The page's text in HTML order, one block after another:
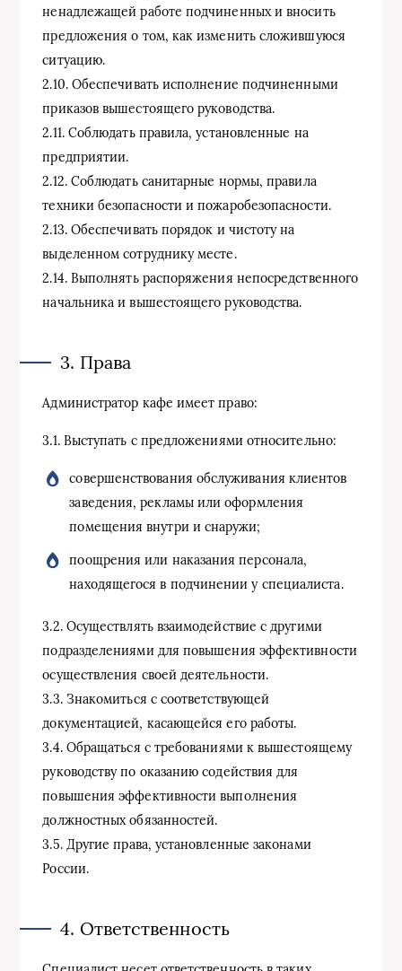
ненадлежащей работе подчиненных и вносить
предложения о том, как изменить сложившуюся
ситуацию.
2.10. Обеспечивать исполнение подчиненными
приказов вышестоящего руководства.
2.11. Соблюдать правила, установленные на
предприятии.
2.12. Соблюдать санитарные нормы, правила
техники безопасности и пожаробезопасности.
2.13. Обеспечивать порядок и чистоту на
выделенном сотруднику месте.
2.14. Выполнять распоряжения непосредственного
начальника и вышестоящего руководства.
3. Права
Администратор кафе имеет право:
3.1. Выступать с предложениями относительно:
совершенствования обслуживания клиентов
заведения, рекламы или оформления
помещения внутри и снаружи;
поощрения или наказания персонала,
находящегося в подчинении у специалиста.
3.2. Осуществлять взаимодействие с другими
подразделениями для повышения эффективности
осуществления своей деятельности.
3.3. Знакомиться с соответствующей
документацией, касающейся его работы.
3.4. Обращаться с требованиями к вышестоящему
руководству по оказанию содействия для
повышения эффективности выполнения
должностных обязанностей.
3.5. Другие права, установленные законами
России.
4. Ответственность